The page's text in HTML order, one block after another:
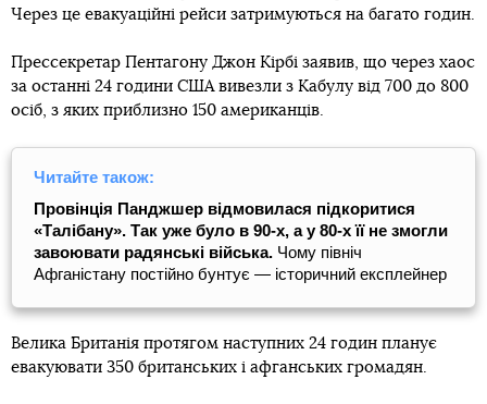
Через це евакуаційні рейси затримуються на багато годин.
Прессекретар Пентагону Джон Кірбі заявив, що через хаос
за останні 24 години США вивезли з Кабулу від 700 до 800
осіб, з яких приблизно 150 американців.
Читайте також:
Провінція Панджшер відмовилася підкоритися
«Талібану». Так уже було в 90-х, а у 80-х її не змогли
завоювати радянські війська. Чому північ
Афганістану постійно бунтує — історичний експлейнер
Велика Британія протягом наступних 24 годин планує
евакуювати 350 британських і афганських громадян.